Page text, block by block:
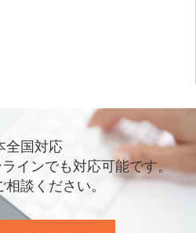
全国対応
インでも対応可能です。
談ください。